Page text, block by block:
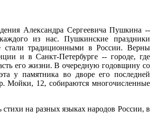
Александра Сергеевича Пушкина --
из нас. Пушкинские праздники
стали традиционными в России. Верны
и в Санкт-Петербурге -- городе, где
его жизни. В очередную годовщину со
у памятника во дворе его последней
Мойки, 12, собираются многочисленные
стихи на разных языках народов России, в